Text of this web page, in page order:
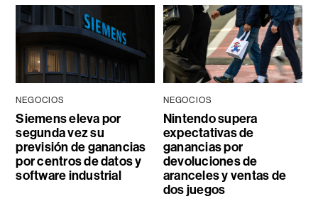
NEGOCIOS
Siemens eleva por
segunda vez su
previsión de ganancias
por centros de datos y
software industrial
NEGOCIOS
Nintendo supera
expectativas de
ganancias por
devoluciones de
aranceles y ventas de
dos juegos